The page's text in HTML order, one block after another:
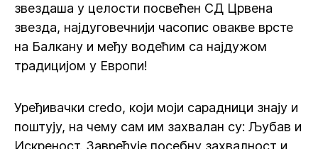
звездаша у целости посвећен СД Црвена
звезда, најдуговечнији часопис овакве врсте
на Балкану и међу водећим са најдужом
традицијом у Европи!
Уређивачки credo, који моји сарадници знају и
поштују, на чему сам им захвалан су: Љубав и
Искреност. Завређује посебну захвалност и